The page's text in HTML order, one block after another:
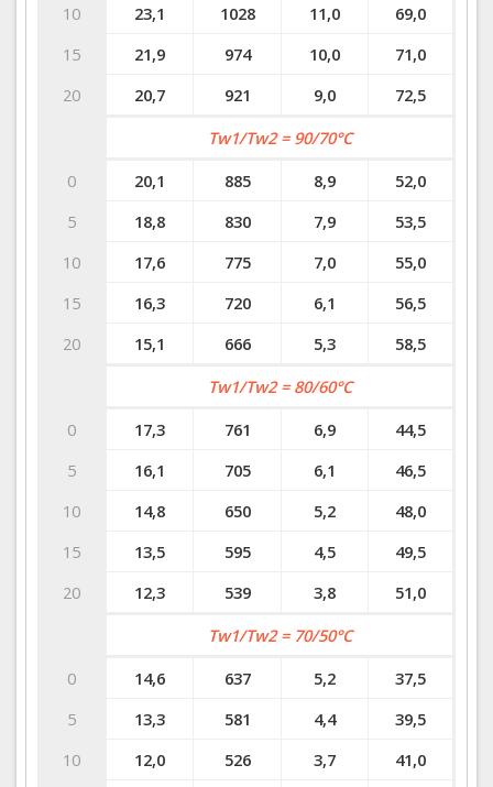
10
15
20
23,1
1028 11,0
69,0
21,9
974 10,0
71,0
20,7
921 9,0 72,5
0
5
10
15
20
Tw1/Tw2 = 90/70°C
20,1
885 8,9
52,0
18,8
830 7,9
53,5
17,6
775 7,0
55,0
16,3
720 6,1
56,5
15,1
666 5,3 58,5
0
5
10
15
20
Tw1/Tw2 = 80/60°C
17,3
761 6,9
44,5
16,1
705 6,1
46,5
14,8
650 5,2
48,0
13,5
595 4,5
49,5
12,3
539 3,8 51,0
0
5
10
Tw1/Tw2 = 70/50°C
14,6
637 5,2
37,5
13,3
581 4,4
39,5
12,0
526 3,7
41,0